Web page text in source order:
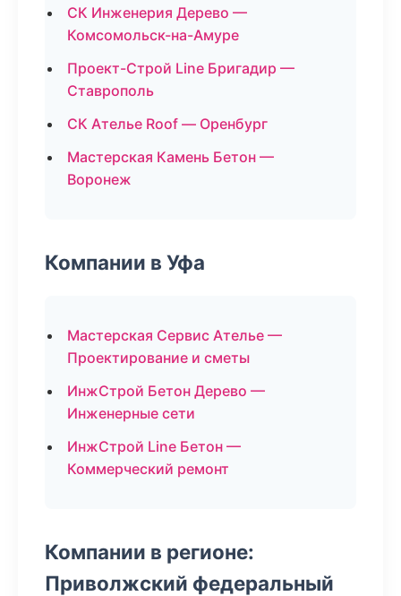
СК Инженерия Дерево —
Комсомольск-на-Амуре
Проект-Строй Line Бригадир —
Ставрополь
СК Ателье Roof — Оренбург
Мастерская Камень Бетон —
Воронеж
Компании в Уфа
Мастерская Сервис Ателье —
Проектирование и сметы
ИнжСтрой Бетон Дерево —
Инженерные сети
ИнжСтрой Line Бетон —
Коммерческий ремонт
Компании в регионе:
Приволжский федеральный